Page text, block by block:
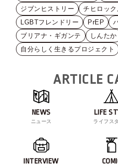
ジブンヒストリー
チヒロック
LGBTフレンドリー
PrEP
ブリアナ・ギガンテ
しんたか
自分らしく生きるプロジェクト
ARTICLE
NEWS
ニュース
LIFE
ライフス
INTERVIEW